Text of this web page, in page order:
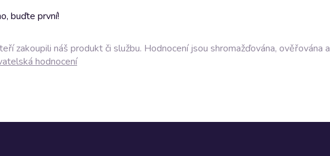
buďte první!
zakoupili náš produkt či službu. Hodnocení jsou shromažďována, ověřována a
hodnocení